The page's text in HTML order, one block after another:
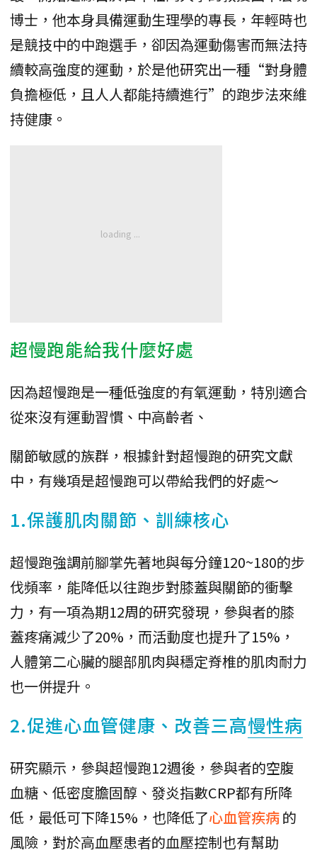
博士，他本身具備運動生理學的專長，年輕時也
是競技中的中跑選手，卻因為運動傷害而無法持
續較高強度的運動，於是他研究出一種“對身體
負擔極低，且人人都能持續進行”的跑步法來維
持健康。
超慢跑能給我什麼好處
因為超慢跑是一種低強度的有氧運動，特別適合
從來沒有運動習慣、中高齡者、
關節敏感的族群，根據針對超慢跑的研究文獻
中，有幾項是超慢跑可以帶給我們的好處～
1.保護肌肉關節、訓練核心
超慢跑強調前腳掌先著地與每分鐘120~180的步
伐頻率，能降低以往跑步對膝蓋與關節的衝擊
力，有一項為期12周的研究發現，參與者的膝
蓋疼痛減少了20%，而活動度也提升了15%，
人體第二心臟的腿部肌肉與穩定脊椎的肌肉耐力
也一併提升。
2.促進心血管健康、改善三高慢性病
研究顯示，參與超慢跑12週後，參與者的空腹
血糖、低密度膽固醇、發炎指數CRP都有所降
低，最低可下降15%，也降低了心血管疾病的
風險，對於高血壓患者的血壓控制也有幫助